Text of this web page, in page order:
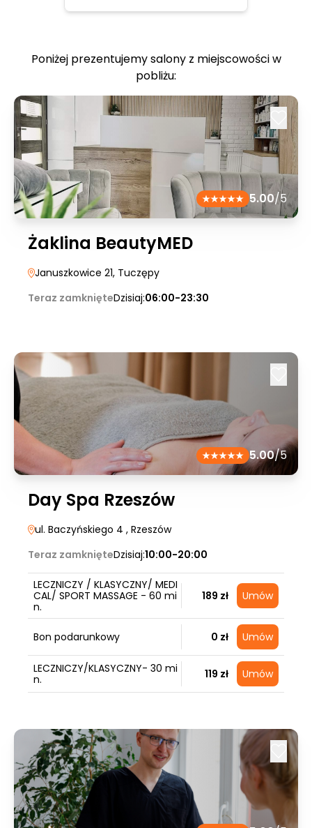
Poniżej prezentujemy salony z miejscowości w
pobliżu:
5.00/5
Żaklina BeautyMED
Januszkowice 21, Tuczępy
Teraz zamknięteDzisiaj:06:00-23:30
5.00/5
Day Spa Rzeszów
ul. Baczyńskiego 4 , Rzeszów
Teraz zamknięteDzisiaj:10:00-20:00
LECZNICZY / KLASYCZNY/ MEDI
CAL/ SPORT MASSAGE - 60 mi
n.
189 zł Umów
Bon podarunkowy 0 zł Umów
LECZNICZY/KLASYCZNY- 30 mi
n.
119 zł Umów